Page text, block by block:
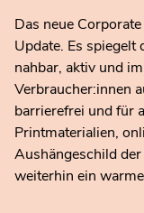
Das neue
Update. Es spiegelt
nahbar, aktiv und
Verbraucher:innen
barrierefrei und für
Printmaterialien,
Aushängeschild
weiterhin ein